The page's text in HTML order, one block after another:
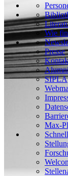
Wie
Presse
SIPLA
Max-